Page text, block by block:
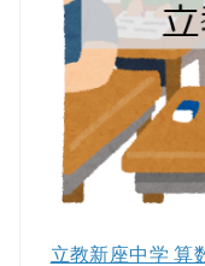
立教新座中学 算